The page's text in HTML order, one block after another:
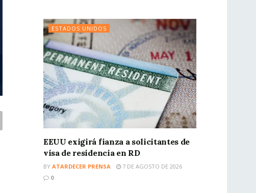
ESTADOS UNIDOS
EEUU exigirá fianza a solicitantes de
visa de residencia en RD
BY ATARDECER PRENSA
7 DE AGOSTO DE 2026
0